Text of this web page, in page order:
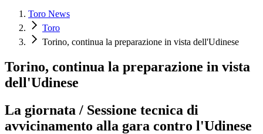
Toro News
Toro
Torino, continua la preparazione in vista dell'Udinese
Torino, continua la preparazione in vista
dell'Udinese
La giornata / Sessione tecnica di
avvicinamento alla gara contro l'Udinese